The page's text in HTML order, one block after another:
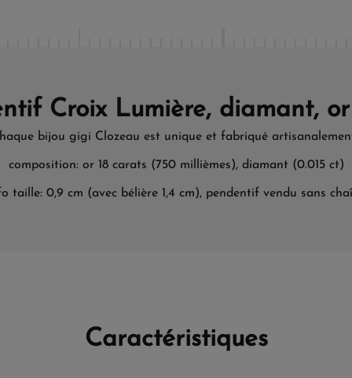
Croix Lumière, diamant,
bijou gigi Clozeau est unique et fabriqué
composition: or 18 carats (750 millièmes), diamant (0.015 ct)
taille: 0,9 cm (avec bélière 1,4 cm), pendentif vendu sans
Caractéristiques